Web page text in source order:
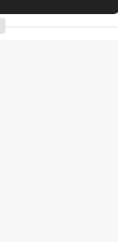
Tráiler en español de 'La isla olvidada'